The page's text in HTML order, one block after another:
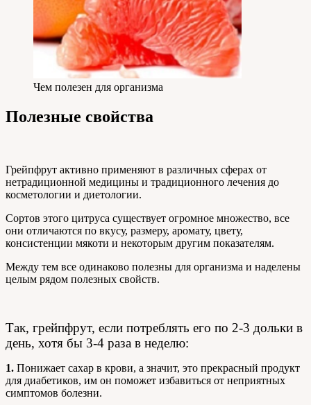
Чем полезен для организма
Полезные свойства
Грейпфрут активно применяют в различных сферах от
нетрадиционной медицины и традиционного лечения до
косметологии и диетологии.
Сортов этого цитруса существует огромное множество, все
они отличаются по вкусу, размеру, аромату, цвету,
консистенции мякоти и некоторым другим показателям.
Между тем все одинаково полезны для организма и наделены
целым рядом полезных свойств.
Так, грейпфрут, если потреблять его по 2-3 дольки в
день, хотя бы 3-4 раза в неделю:
1. Понижает сахар в крови, а значит, это прекрасный продукт
для диабетиков, им он поможет избавиться от неприятных
симптомов болезни.